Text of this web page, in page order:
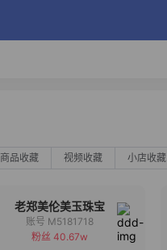
商品收藏 视频收藏 小店收藏
老郑美伦美玉珠宝
备注
账号 M5181718
粉丝 40.67w